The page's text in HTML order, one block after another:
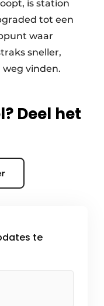
is station
tot een
waar
sneller,
weg vinden.
Deel het
te